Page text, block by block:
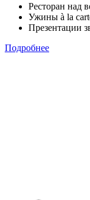
Ресторан над
Ужины à la
Презентации
Подробнее